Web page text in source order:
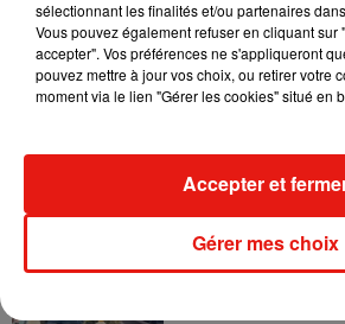
Madonna sort enfin
sélectionnant les finalités et/ou partenaires
Vous pouvez également refuser en cliquant sur
accepter". Vos préférences ne s'appliqueront
pouvez mettre à jour vos choix, ou retirer votre
moment via le lien "Gérer les cookies" situé en
Gérer mes choix
Accepter et